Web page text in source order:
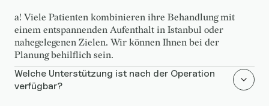
a! Viele Patienten kombinieren ihre Behandlung mit
einem entspannenden Aufenthalt in Istanbul oder
nahegelegenen Zielen. Wir können Ihnen bei der
Planung behilflich sein.
Welche Unterstützung ist nach der Operation
verfügbar?